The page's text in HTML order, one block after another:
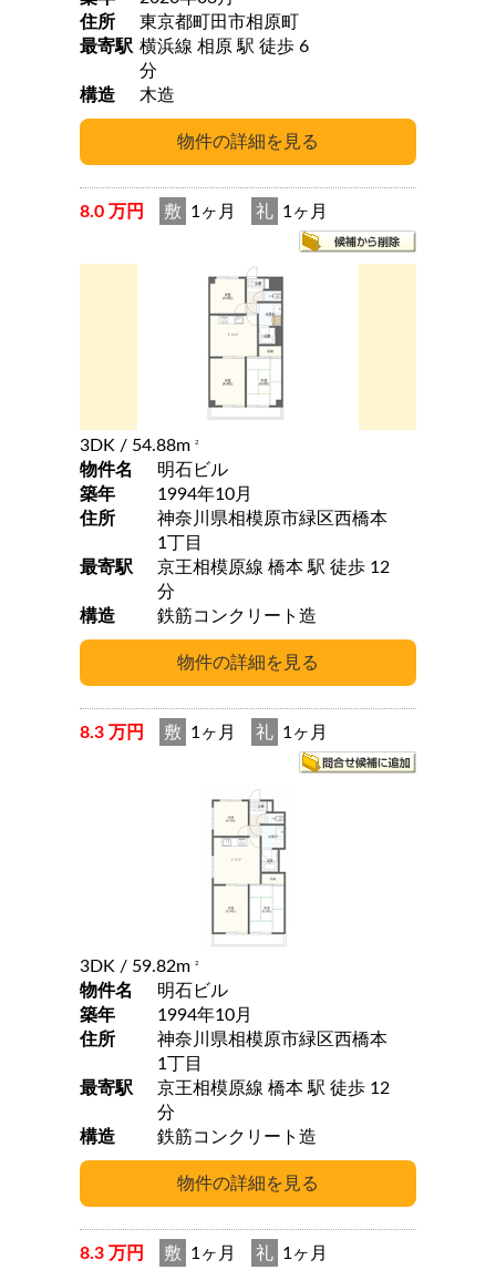
住所
東京都町田市相原町
最寄駅 横浜線 相原 駅 徒歩 6
分
構造
木造
8.0 万円 敷 1ヶ月 礼 1ヶ月
3DK / 54.88m 2
物件名
明石ビル
築年
1994年10月
住所
神奈川県相模原市緑区西橋本
1丁目
最寄駅
京王相模原線 橋本 駅 徒歩 12
分
構造
鉄筋コンクリート造
8.3 万円 敷 1ヶ月 礼 1ヶ月
3DK / 59.82m 2
物件名
明石ビル
築年
1994年10月
住所
神奈川県相模原市緑区西橋本
1丁目
最寄駅
京王相模原線 橋本 駅 徒歩 12
分
構造
鉄筋コンクリート造
8.3 万円 敷 1ヶ月 礼 1ヶ月